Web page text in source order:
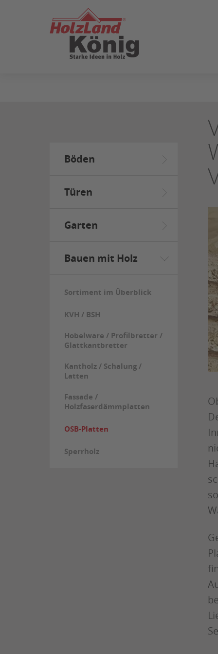
Böden
Türen
Garten
Bauen mit Holz
Sortiment im Überblick
KVH / BSH
Hobelware / Profilbretter /
Glattkantbretter
Kantholz / Schalung /
Latten
Fassade /
Holzfaserdämmplatten
OSB-Platten
Sperrholz